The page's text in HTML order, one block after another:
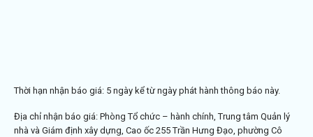
Thời hạn nhận báo giá: 5 ngày kể từ ngày phát hành thông báo này.
Địa chỉ nhận báo giá: Phòng Tổ chức – hành chính, Trung tâm Quản lý
nhà và Giám định xây dựng, Cao ốc 255 Trần Hưng Đạo, phường Cô